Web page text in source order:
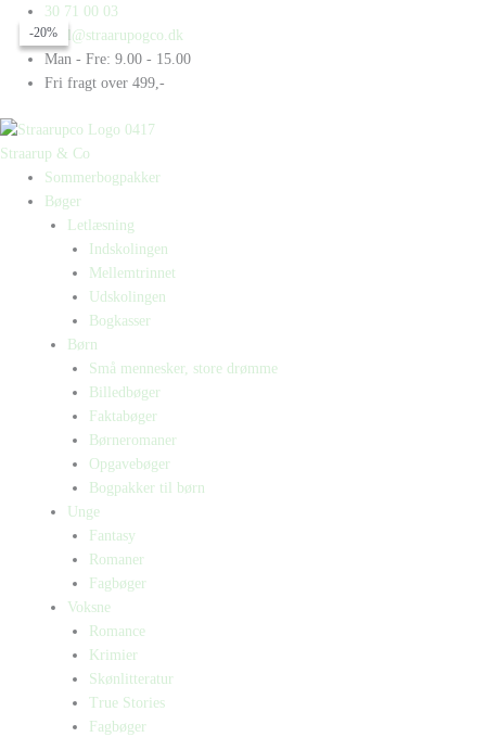
indholdet
30 71 00 03
mail@straarupogco.dk
Man - Fre: 9.00 - 15.00
Fri fragt over 499,-
Straarup & Co
Sommerbogpakker
Bøger
Letlæsning
Indskolingen
Mellemtrinnet
Udskolingen
Bogkasser
Børn
Små mennesker, store drømme
Billedbøger
Faktabøger
Børneromaner
Opgavebøger
Bogpakker til børn
Unge
Fantasy
Romaner
Fagbøger
Voksne
Romance
Krimier
Skønlitteratur
True Stories
Fagbøger
Products
search
Products
search
Grundloven
-20%
-20%